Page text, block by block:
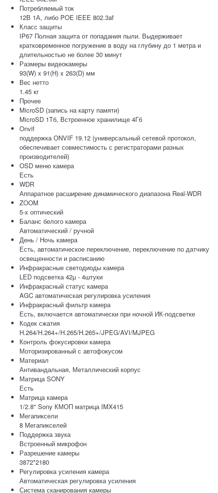
Потребляемый ток
12В 1А, либо POE IEEE 802.3af
Класс защиты
IP67 Полная защита от попадания пыли. Выдерживает
кратковременное погружение в воду на глубину до 1 метра и
длительностью не более 30 минут
Размеры видеокамеры
93(W) x 91(H) x 263(D) мм
Вес нетто
1.45 кг
Прочее
MicroSD (запись на карту памяти)
MicroSD 1Тб, Встроенное хранилище 4Гб
Onvif
поддержка ONVIF 19.12 (универсальный сетевой протокол,
обеспечивает совместимость с регистраторами разных
производителей)
OSD меню камера
Есть
WDR
Аппаратное расширение динамического диапазона Real-WDR
ZOOM
5-х оптический
Баланс белого камера
Автоматический / ручной
День / Ночь камера
Есть, автоматическое переключение, переключение по датчику
освещенности и расписанию
Инфракрасные светодиоды камера
LED подсветка 42µ - 4штуки
Инфракрасный статус камера
AGC автоматическая регулировка усиления
Инфракрасный фильтр камера
Есть, включается автоматически при ночной ИК-подсветке
Кодек сжатия
H.264/H.264+/H.265/H.265+/JPEG/AVI/MJPEG
Контроль фокусировки камера
Моторизированный с автофокусом
Материал
Антивандальная, Металлический корпус
Матрица SONY
Есть
Матрица камера
1/2.8" Sony КМОП матрица IMX415
Мегапиксели
8 Мегапикселей
Поддержка звука
Встроенный микрофон
Разрешение камеры
3872*2180
Регулировка усиления камера
Автоматическая регулировка усиления
Система сканирования камеры